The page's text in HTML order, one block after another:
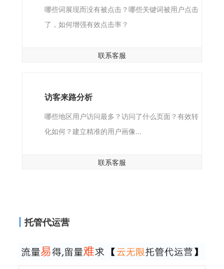
哪些词展现而没有被点击？哪些关键词被用户点击
了，如何增强有效点击率？
联系客服
访客来路分析
哪些地区用户访问最多？访问了什么页面？有效转
化如何？建立精准的用户画像...
联系客服
托管代运营